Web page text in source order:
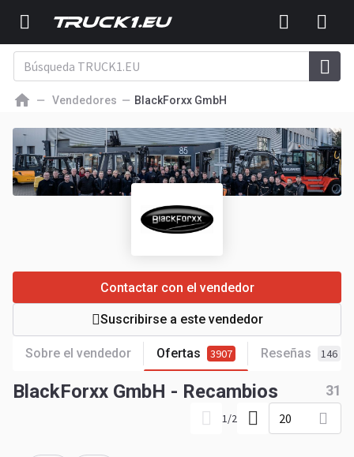
Vendedores BlackForxx GmbH
Sobre el vendedor Ofertas 3907 Reseñas 146
Contactar con el vendedor
Suscribirse a este vendedor
BlackForxx GmbH - Recambios 31
1/2 20